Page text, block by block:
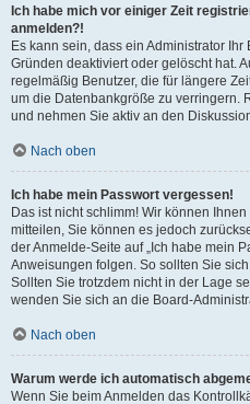
Ich habe mich vor einiger Zeit
anmelden?!
Es kann sein, dass ein Administrator
Gründen deaktiviert oder gelöscht hat.
regelmäßig Benutzer, die für längere
um die Datenbankgröße zu verringern.
und nehmen Sie aktiv an den
Nach oben
Ich habe mein Passwort vergessen!
Das ist nicht schlimm! Wir können
mitteilen, Sie können es jedoch
der Anmelde-Seite auf „Ich habe mein
Anweisungen folgen. So sollten Sie
Sollten Sie trotzdem nicht in der Lage
wenden Sie sich an die Board-
Nach oben
Warum werde ich automatisch
Wenn Sie beim Anmelden das